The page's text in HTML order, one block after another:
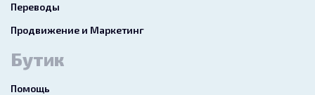
Переводы
Продвижение и Маркетинг
Бутик
Помощь